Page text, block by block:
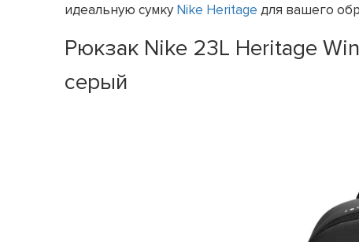
идеальную сумку Nike Heritage для вашего
Рюкзак Nike 23L Heritage
серый